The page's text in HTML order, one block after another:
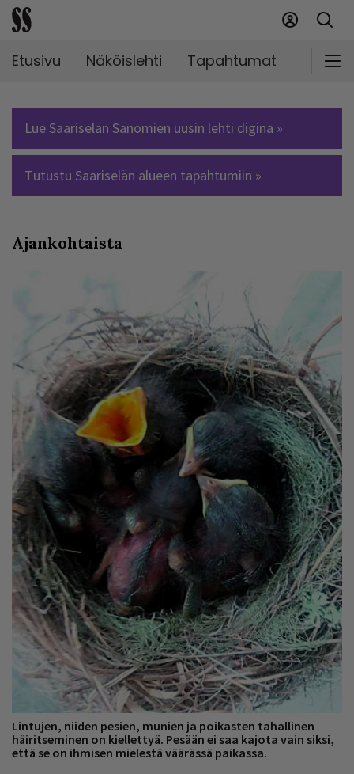
Etusivu Näköislehti Tapahtumat
Lue Saariselän Sanomien uusin lehti diginä »
Tutustu Saariselän alueen tapahtumiin »
Ajankohtaista
Lintujen, niiden pesien, munien ja poikasten tahallinen
häiritseminen on kiellettyä. Pesään ei saa kajota vain siksi,
että se on ihmisen mielestä väärässä paikassa.